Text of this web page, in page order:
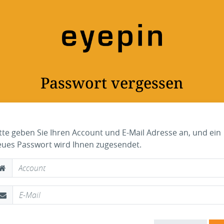
Passwort vergessen
geben Sie Ihren Account und E-Mail Adresse an, und ein
Passwort wird Ihnen zugesendet.